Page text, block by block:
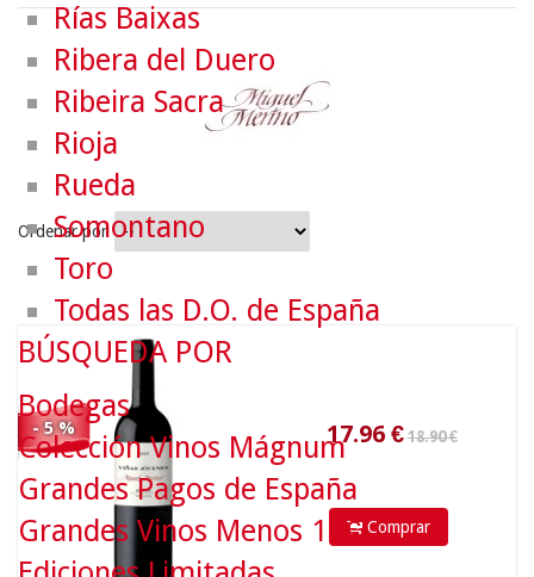
Ordenar por
- 5 %
Comprar
Rías Baixas
Ribera del Duero
Ribeira Sacra
Rioja
Rueda
Somontano
Toro
Todas las D.O. de España
BÚSQUEDA POR
Bodegas
Colección Vinos Mágnum
Grandes Pagos de España
Grandes Vinos Menos 10€